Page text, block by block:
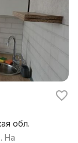
обл.
На